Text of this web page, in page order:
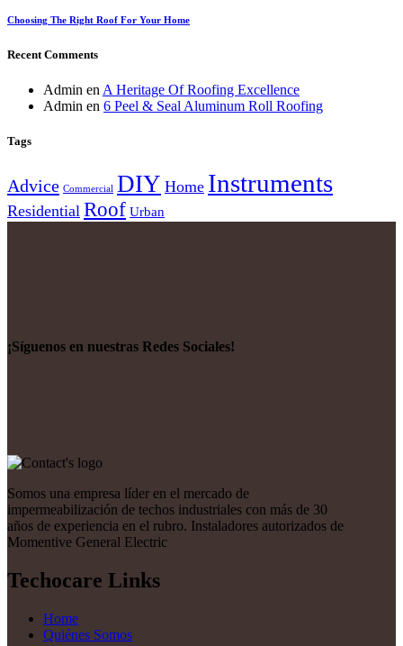
Choosing The Right Roof For Your Home
Recent Comments
Admin en A Heritage Of Roofing Excellence
Admin en 6 Peel & Seal Aluminum Roll Roofing
Tags
Advice Commercial DIY Home Instruments
Residential Roof Urban
¡Síguenos en nuestras Redes Sociales!
Somos una empresa líder en el mercado de
impermeabilización de techos industriales con más de 30
años de experiencia en el rubro. Instaladores autorizados de
Momentive General Electric
Techocare Links
Home
Quiénes Somos